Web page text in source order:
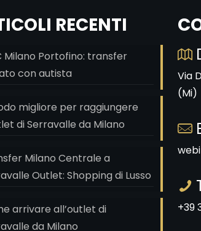
RECENTI
Milano Portofino: transfer
con autista
migliore per raggiungere
di Serravalle da Milano
Milano Centrale a
Outlet: Shopping di Lusso
arrivare all’outlet di
da Milano
Via
(Mi)
+39